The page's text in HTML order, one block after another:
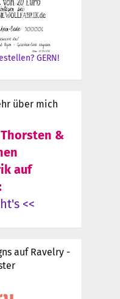
GERN!
über mich
&
auf
<<
auf Ravelry -